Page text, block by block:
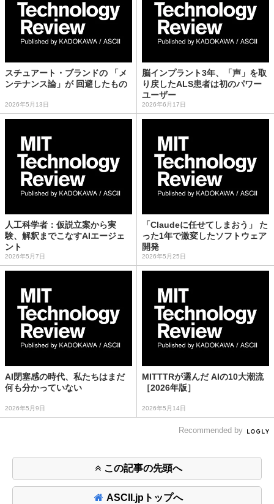
スチュアート・ブランドの 「メ
ンテナンス論」が 回避したもの
2026年5月13日
脳インプラント3年、「声」を取
り戻したALS患者は初のパワー
ユーザー
2026年6月17日
人工科学者：仮説立案から実
験、解釈までこなすAIエージェ
ント
2026年5月7日
「Claudeに任せてしまおう」 た
った1年で激変したソフトウェア
開発
2026年5月25日
AI閉塞感の時代、私たちはまだ
何も分かっていない
2026年5月9日
MITTTRが選んだ AIの10大潮流
［2026年版］
2026年5月14日
Recommended by
この記事の先頭へ
ASCII.jpトップへ